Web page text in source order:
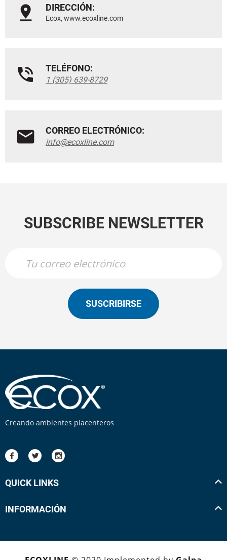
DIRECCIÓN:
Ecox, www.ecoxline.com
TELÉFONO:
1 (305) 639-8729
CORREO ELECTRÓNICO:
info@ecoxline.com
SUBSCRIBE NEWSLETTER
SUSCRIBIRSE
Creando ambientes placenteros
QUICK LINKS
INFORMACIÓN